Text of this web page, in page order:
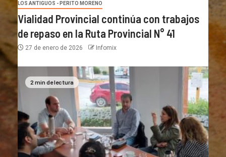
LOS ANTIGUOS - PERITO MORENO
Vialidad Provincial continúa con trabajos
de repaso en la Ruta Provincial N° 41
27 de enero de 2026 Infomix
2 min de lectura